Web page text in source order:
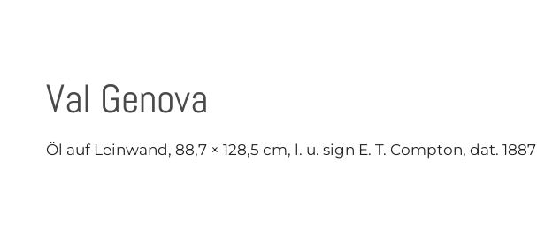
Val Genova
Öl auf Leinwand, 88,7 × 128,5 cm, l. u. sign E. T. Compton, dat. 1887